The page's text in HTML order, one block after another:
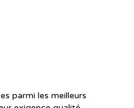
parmi les meilleurs